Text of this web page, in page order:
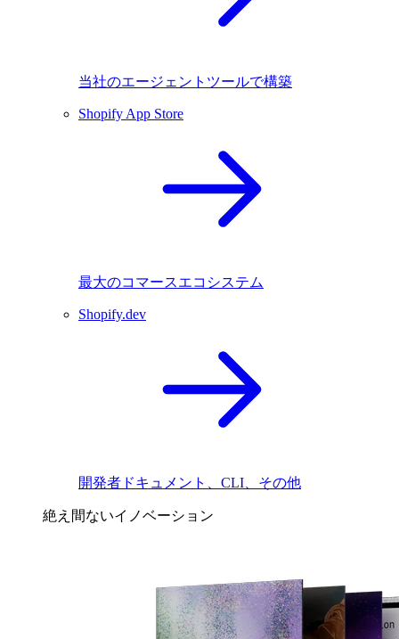
当社のエージェントツールで構築
Shopify App Store
最大のコマースエコシステム
Shopify.dev
開発者ドキュメント、CLI、その他
絶え間ないイノベーション